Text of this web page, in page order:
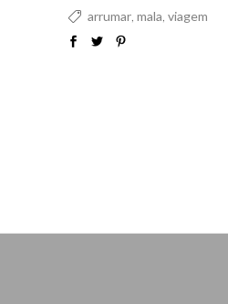
arrumar mala viagem